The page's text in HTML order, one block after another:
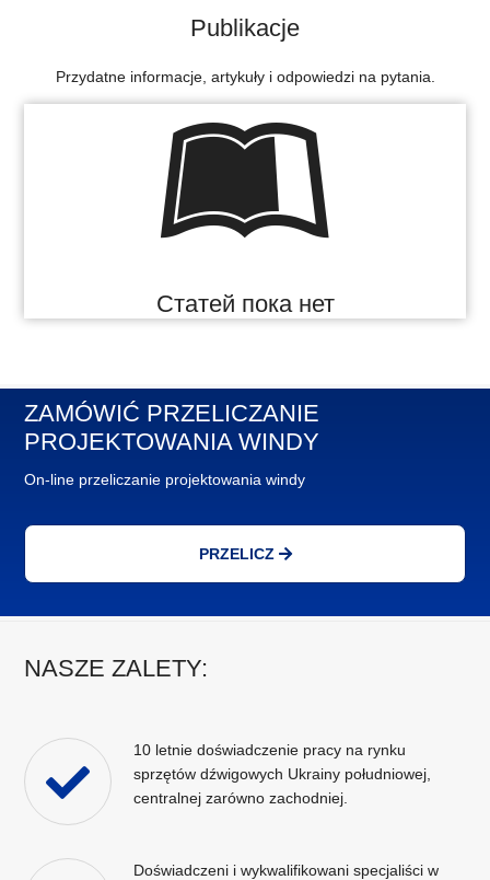
Publikacje
Przydatne informacje, artykuły i odpowiedzi na pytania.
Статей пока нет
ZAMÓWIĆ PRZELICZANIE
PROJEKTOWANIA WINDY
On-line przeliczanie projektowania windy
PRZELICZ
NASZE ZALETY:
10 letnie doświadczenie pracy na rynku
sprzętów dźwigowych Ukrainy południowej,
centralnej zarówno zachodniej.
Doświadczeni i wykwalifikowani specjaliści w